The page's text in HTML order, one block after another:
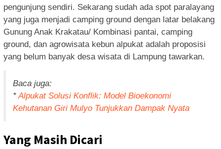
pengunjung sendiri. Sekarang sudah ada spot paralayang
yang juga menjadi camping ground dengan latar belakang
Gunung Anak Krakatau/ Kombinasi pantai, camping
ground, dan agrowisata kebun alpukat adalah proposisi
yang belum banyak desa wisata di Lampung tawarkan.
Baca juga:
* Alpukat Solusi Konflik: Model Bioekonomi
Kehutanan Giri Mulyo Tunjukkan Dampak Nyata
Yang Masih Dicari